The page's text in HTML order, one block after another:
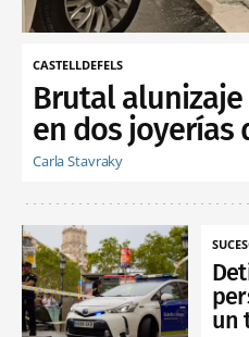
CASTELLDEFELS
Brutal
en dos joyerías
Carla Stavraky
un